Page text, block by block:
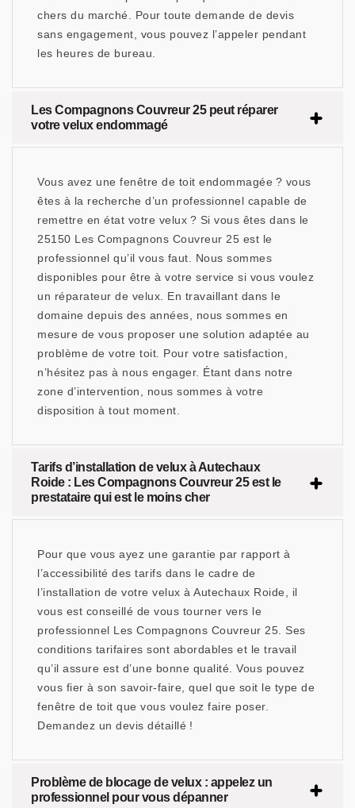
chers du marché. Pour toute demande de devis
sans engagement, vous pouvez l’appeler pendant
les heures de bureau.
Les Compagnons Couvreur 25 peut réparer
votre velux endommagé
Vous avez une fenêtre de toit endommagée ? vous
êtes à la recherche d’un professionnel capable de
remettre en état votre velux ? Si vous êtes dans le
25150 Les Compagnons Couvreur 25 est le
professionnel qu’il vous faut. Nous sommes
disponibles pour être à votre service si vous voulez
un réparateur de velux. En travaillant dans le
domaine depuis des années, nous sommes en
mesure de vous proposer une solution adaptée au
problème de votre toit. Pour votre satisfaction,
n’hésitez pas à nous engager. Étant dans notre
zone d’intervention, nous sommes à votre
disposition à tout moment.
Tarifs d’installation de velux à Autechaux
Roide : Les Compagnons Couvreur 25 est le
prestataire qui est le moins cher
Pour que vous ayez une garantie par rapport à
l’accessibilité des tarifs dans le cadre de
l’installation de votre velux à Autechaux Roide, il
vous est conseillé de vous tourner vers le
professionnel Les Compagnons Couvreur 25. Ses
conditions tarifaires sont abordables et le travail
qu’il assure est d’une bonne qualité. Vous pouvez
vous fier à son savoir-faire, quel que soit le type de
fenêtre de toit que vous voulez faire poser.
Demandez un devis détaillé !
Problème de blocage de velux : appelez un
professionnel pour vous dépanner